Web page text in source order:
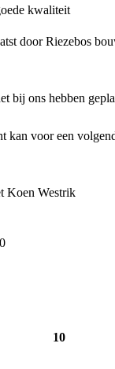
kwaliteit
door Riezebos
bij ons hebben
kan voor een
Koen Westrik
10